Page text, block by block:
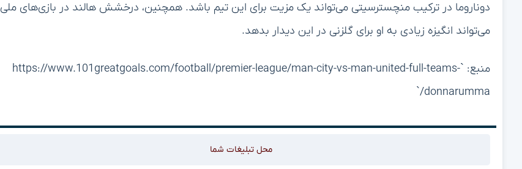
دوناروما در ترکیب منچسترسیتی می‌تواند یک مزیت برای این تیم باشد. همچنین، درخشش هالند در بازی‌های ملی
می‌تواند انگیزه زیادی به او برای گلزنی در این دیدار بدهد.
منبع: `https://www.101greatgoals.com/football/premier-league/man-city-vs-man-united-full-teams-
donnarumma/`
محل تبلیغات شما